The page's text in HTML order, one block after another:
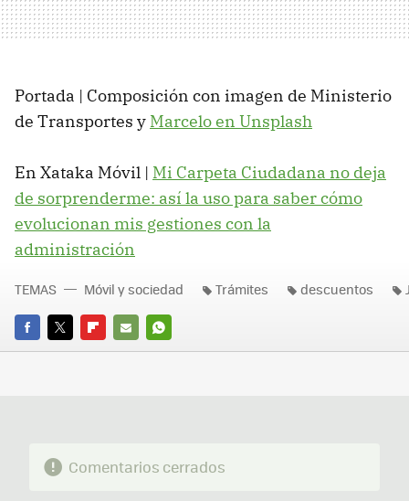
Portada | Composición con imagen de Ministerio
de Transportes y Marcelo en Unsplash
En Xataka Móvil | Mi Carpeta Ciudadana no deja
de sorprenderme: así la uso para saber cómo
evolucionan mis gestiones con la
administración
FACEBOOK
TWITTERFLIPBOARD
E-
WHATSAPP
TEMAS Móvil y sociedad Trámites descuentos
Comentarios cerrados